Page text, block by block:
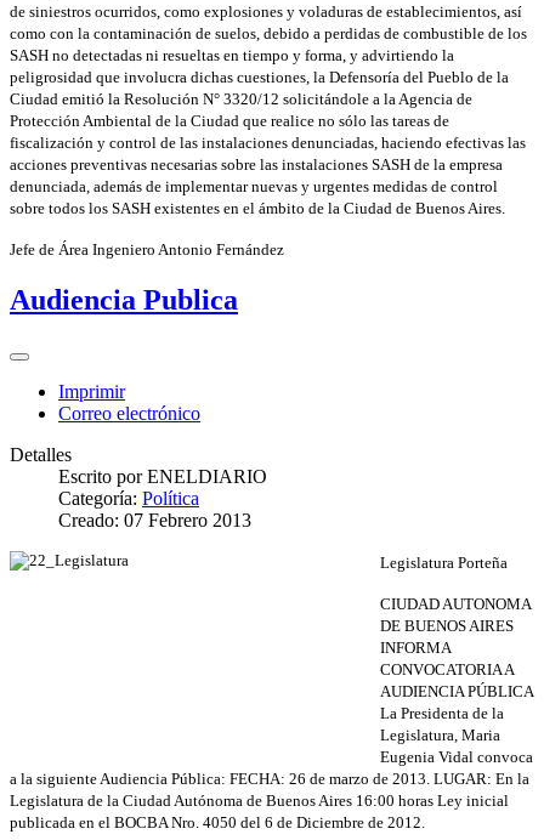
de siniestros ocurridos, como explosiones y voladuras de establecimientos, así
como con la contaminación de suelos, debido a perdidas de combustible de los
SASH no detectadas ni resueltas en tiempo y forma, y advirtiendo la
peligrosidad que involucra dichas cuestiones, la Defensoría del Pueblo de la
Ciudad emitió la Resolución N° 3320/12 solicitándole a la Agencia de
Protección Ambiental de la Ciudad que realice no sólo las tareas de
fiscalización y control de las instalaciones denunciadas, haciendo efectivas las
acciones preventivas necesarias sobre las instalaciones SASH de la empresa
denunciada, además de implementar nuevas y urgentes medidas de control
sobre todos los SASH existentes en el ámbito de la Ciudad de Buenos Aires.
Jefe de Área Ingeniero Antonio Fernández
Audiencia Publica
Imprimir
Correo electrónico
Detalles
Escrito porENELDIARIO
Categoría: Política
Creado: 07 Febrero 2013
Legislatura Porteña
CIUDAD AUTONOMA
DE BUENOS AIRES
INFORMA
CONVOCATORIA A
AUDIENCIA PÚBLICA
La Presidenta de la
Legislatura, Maria
Eugenia Vidal convoca
a la siguiente Audiencia Pública: FECHA: 26 de marzo de 2013. LUGAR: En la
Legislatura de la Ciudad Autónoma de Buenos Aires 16:00 horas Ley inicial
publicada en el BOCBA Nro. 4050 del 6 de Diciembre de 2012.